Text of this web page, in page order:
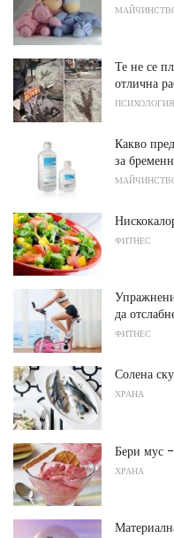
Те не се
отлична
Какво
за
ФИТНЕС
да
ФИТНЕС
Солена
ХРАНА
Бери мус
ХРАНА